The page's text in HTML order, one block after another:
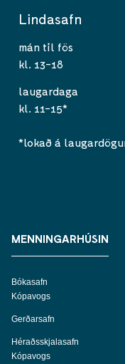
Lindasafn
mán til fös
kl. 13-18
laugardaga
kl. 11-15*
*lokað á
MENNINGARHÚSIN
Bókasafn
Kópavogs
Gerðarsafn
Héraðsskjalasafn
Kópavogs